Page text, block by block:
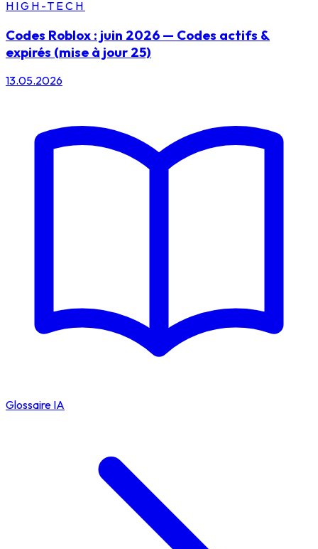
HIGH-TECH
Codes Roblox : juin 2026 — Codes actifs &
expirés (mise à jour 25)
13.05.2026
Glossaire IA